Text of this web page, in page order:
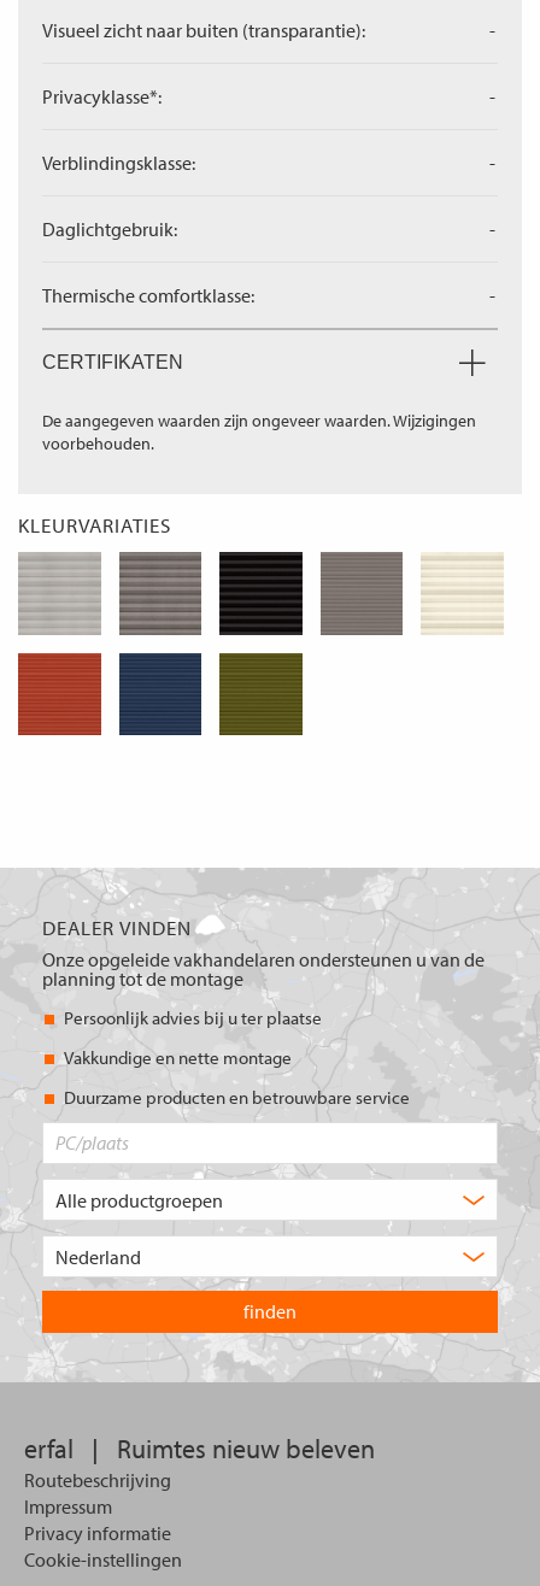
Visueel zicht naar buiten (transparantie): -
Privacyklasse*: -
Verblindingsklasse: -
Daglichtgebruik: -
Thermische comfortklasse: -
CERTIFIKATEN
De aangegeven waarden zijn ongeveer waarden. Wijzigingen
voorbehouden.
KLEURVARIATIES
DEALER VINDEN
Onze opgeleide vakhandelaren ondersteunen u van de
planning tot de montage
Persoonlijk advies bij u ter plaatse
Vakkundige en nette montage
Duurzame producten en betrouwbare service
product
u?
land
waarin
u
wilt
zoeken.
erfal | Ruimtes nieuw beleven
Routebeschrijving
Impressum
Privacy informatie
Cookie-instellingen